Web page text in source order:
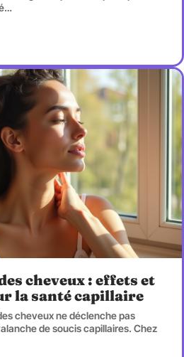
…
cheveux : effets et
la santé capillaire
cheveux ne déclenche pas
de soucis capillaires. Chez